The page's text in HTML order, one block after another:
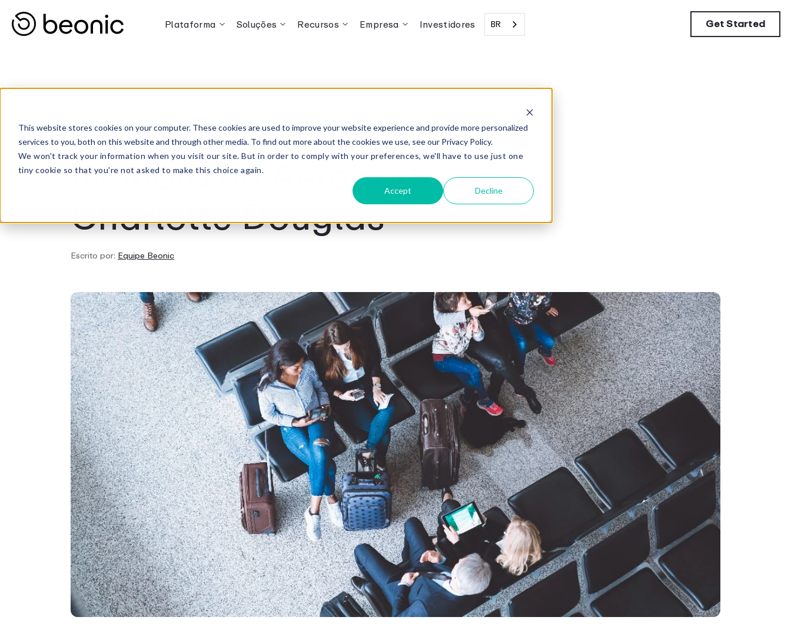
This website stores cookies on your computer. These cookies are used to improve your website experience and provide more personalized
services to you, both on this website and through other media. To find out more about the cookies we use, see our Privacy Policy.
We won't track your information when you visit our site. But in order to comply with your preferences, we'll have to use just one
tiny cookie so that you're not asked to make this choice again.
Accept Decline
Plataforma Soluções Recursos Empresa Investidores BR Get Started
Experiência do passageiro
melhora no Aeroporto
Charlotte Douglas
Escrito por: Equipe Beonic